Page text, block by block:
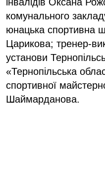
комунального
юнацька спортивна
Царикова; тренер-
установи
«Тернопільська
спортивної
Шаймарданова.